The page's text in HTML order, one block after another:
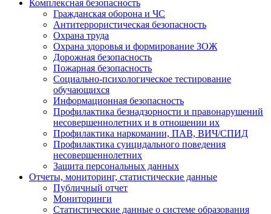
Комплексная безопасность
Гражданская оборона и ЧС
Антитеррористическая безопасность
Охрана труда
Охрана здоровья и формирование ЗОЖ
Дорожная безопасность
Пожарная безопасность
Социально-психологическое тестирование
обучающихся
Информационная безопасность
Профилактика безнадзорности и правонарушений
несовершеннолетних и в отношении их
Профилактика наркомании, ПАВ, ВИЧ/СПИД
Профилактика суицидального поведения
несовершеннолетних
Защита персональных данных
Отчеты, мониторинг, статистические данные
Публичный отчет
Мониторинги
Статистические данные о системе образования